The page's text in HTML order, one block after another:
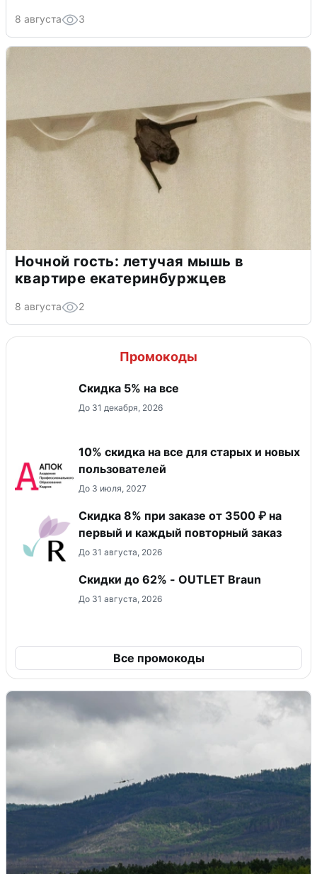
8 августа 3
Ночной гость: летучая мышь в
квартире екатеринбуржцев
8 августа 2
Промокоды
Скидка 5% на все
До 31 декабря, 2026
10% скидка на все для старых и новых
пользователей
До 3 июля, 2027
Скидка 8% при заказе от 3500 ₽ на
первый и каждый повторный заказ
До 31 августа, 2026
Скидки до 62% - OUTLET Braun
До 31 августа, 2026
Все промокоды